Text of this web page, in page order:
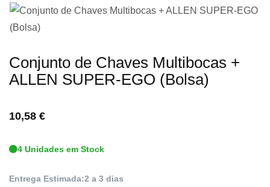
para
o
da
de
Conjunto de Chaves Multibocas +
ALLEN SUPER-EGO (Bolsa)
10,58 €
4 Unidades em Stock
Entrega Estimada:2 a 3 dias